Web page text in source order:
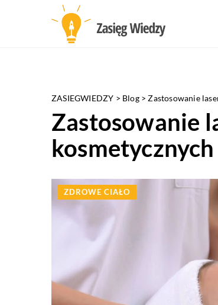
ZASIEGWIEDZY > Blog>Zastosowanie
Zastosowanie
kosmetycznych
ZDROWE CIAŁO